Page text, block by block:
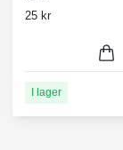
25 kr
I lager